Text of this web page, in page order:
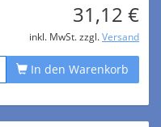
31,12 €
inkl. MwSt. zzgl. Versand
In den Warenkorb